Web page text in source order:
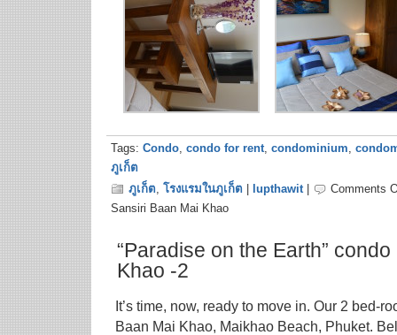
Tags: Condo, condo for rent, condominium,
ภูเก็ต
ภูเก็ต, โรงแรมในภูเก็ต lupthawit|
Comments
Sansiri Baan Mai Khao
“Paradise on the Earth”
Khao -2
It’s time, now, ready to move in. Our 2 bed-
Baan Mai Khao, Maikhao Beach, Phuket.